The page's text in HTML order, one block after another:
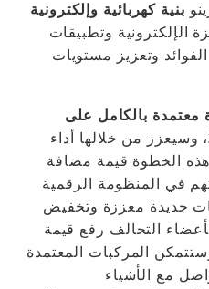
بنية كهربائية وإلكترونية
الإلكترونية وتطبيقات
وتعزيز مستويات
معتمدة بالكامل على
، وسيعزز من خلالها أداء
الخطوة قيمة مضافة
في المنظومة الرقمية
جديدة معززة وتخفيض
التحالف رفع قيمة
المركبات المعتمدة
مع الأشياء